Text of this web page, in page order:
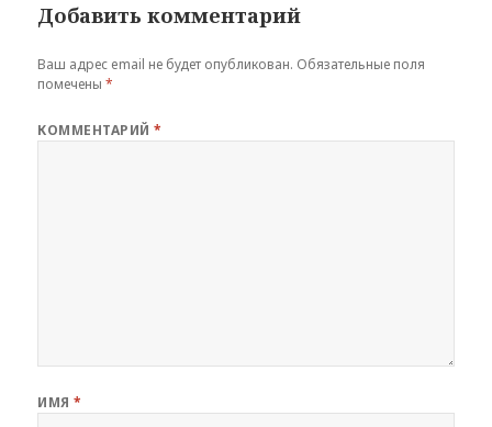
Добавить комментарий
Ваш адрес email не будет опубликован. Обязательные поля
помечены*
КОММЕНТАРИЙ*
ИМЯ*